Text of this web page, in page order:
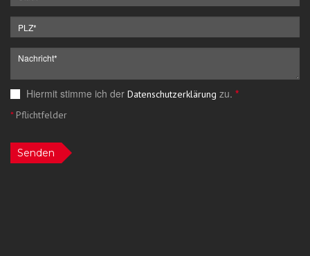
Hiermit stimme ich der Datenschutzerklärung zu. *
*Pflichtfelder
Senden